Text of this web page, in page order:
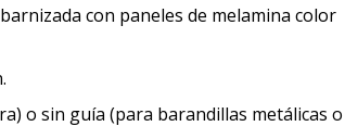
con paneles de melamina color
o sin guía (para barandillas metálicas